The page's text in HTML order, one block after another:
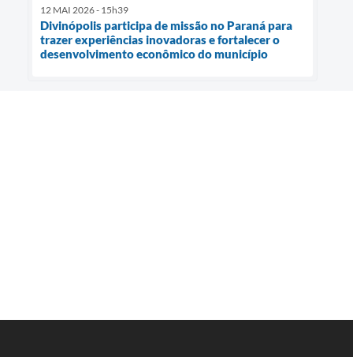
12 MAI 2026 - 15h39
Divinópolis participa de missão no Paraná para
trazer experiências inovadoras e fortalecer o
desenvolvimento econômico do município